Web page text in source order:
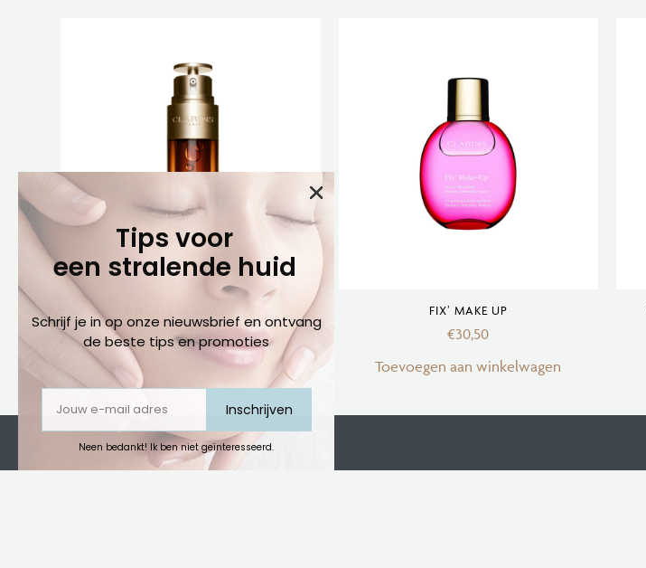
€141,00
Toevoegen aan winkelwagen
FIX’ MAKE UP
€30,50
Toevoegen aan winkelwagen
Tips voor
een stralende huid
Schrijf je in op onze nieuwsbrief en ontvang
de beste tips en promoties
Neen bedankt! Ik ben niet geïnteresseerd.
Inschrijven